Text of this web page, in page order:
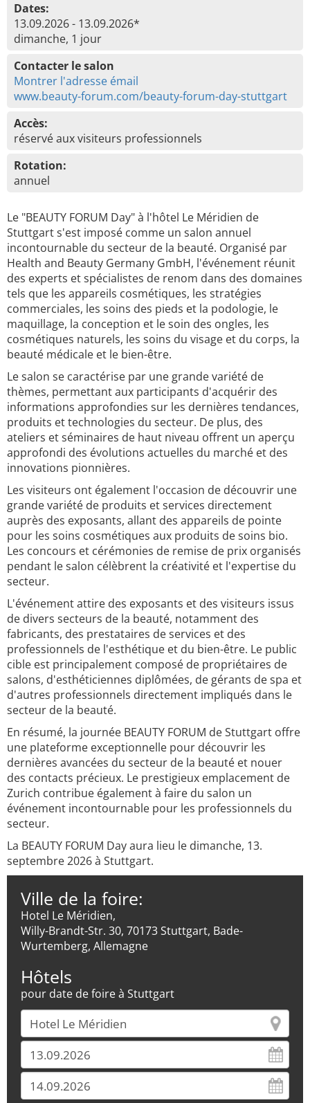
Dates:
13.09.2026 - 13.09.2026*
dimanche, 1 jour
Contacter le salon
Montrer l'adresse émail
www.beauty-forum.com/beauty-forum-day-stuttgart
Accès:
réservé aux visiteurs professionnels
Rotation:
annuel
Le "BEAUTY FORUM Day" à l'hôtel Le Méridien de
Stuttgart s'est imposé comme un salon annuel
incontournable du secteur de la beauté. Organisé par
Health and Beauty Germany GmbH, l'événement réunit
des experts et spécialistes de renom dans des domaines
tels que les appareils cosmétiques, les stratégies
commerciales, les soins des pieds et la podologie, le
maquillage, la conception et le soin des ongles, les
cosmétiques naturels, les soins du visage et du corps, la
beauté médicale et le bien-être.
Le salon se caractérise par une grande variété de
thèmes, permettant aux participants d'acquérir des
informations approfondies sur les dernières tendances,
produits et technologies du secteur. De plus, des
ateliers et séminaires de haut niveau offrent un aperçu
approfondi des évolutions actuelles du marché et des
innovations pionnières.
Les visiteurs ont également l'occasion de découvrir une
grande variété de produits et services directement
auprès des exposants, allant des appareils de pointe
pour les soins cosmétiques aux produits de soins bio.
Les concours et cérémonies de remise de prix organisés
pendant le salon célèbrent la créativité et l'expertise du
secteur.
L'événement attire des exposants et des visiteurs issus
de divers secteurs de la beauté, notamment des
fabricants, des prestataires de services et des
professionnels de l'esthétique et du bien-être. Le public
cible est principalement composé de propriétaires de
salons, d'esthéticiennes diplômées, de gérants de spa et
d'autres professionnels directement impliqués dans le
secteur de la beauté.
En résumé, la journée BEAUTY FORUM de Stuttgart offre
une plateforme exceptionnelle pour découvrir les
dernières avancées du secteur de la beauté et nouer
des contacts précieux. Le prestigieux emplacement de
Zurich contribue également à faire du salon un
événement incontournable pour les professionnels du
secteur.
La BEAUTY FORUM Day aura lieu le dimanche, 13.
septembre 2026 à Stuttgart.
Ville de la foire:
Hotel Le Méridien,
Willy-Brandt-Str. 30, 70173 Stuttgart, Bade-
Wurtemberg, Allemagne
Hôtels
pour date de foire à Stuttgart